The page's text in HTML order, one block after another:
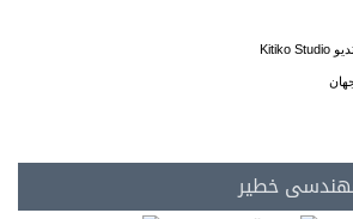
خطیر